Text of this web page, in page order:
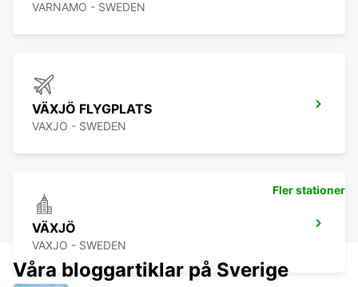
VARNAMO - SWEDEN
VÄXJÖ FLYGPLATS
VAXJO - SWEDEN
VÄXJÖ
VAXJO - SWEDEN
Fler stationer
Våra bloggartiklar på Sverige